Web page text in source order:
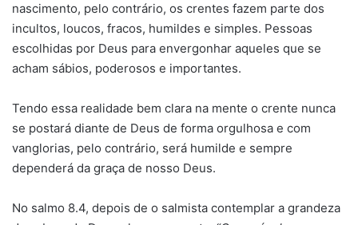
nascimento, pelo contrário, os crentes fazem parte dos
incultos, loucos, fracos, humildes e simples. Pessoas
escolhidas por Deus para envergonhar aqueles que se
acham sábios, poderosos e importantes.
Tendo essa realidade bem clara na mente o crente nunca
se postará diante de Deus de forma orgulhosa e com
vanglorias, pelo contrário, será humilde e sempre
dependerá da graça de nosso Deus.
No salmo 8.4, depois de o salmista contemplar a grandeza